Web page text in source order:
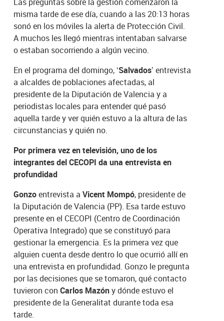
Las preguntas sobre la gestión comenzaron la
misma tarde de ese día, cuando a las 20:13 horas
sonó en los móviles la alerta de Protección Civil.
A muchos les llegó mientras intentaban salvarse
o estaban socorriendo a algún vecino.
En el programa del domingo, ‘Salvados’entrevista
a alcaldes de poblaciones afectadas, al
presidente de la Diputación de Valencia y a
periodistas locales para entender qué pasó
aquella tarde y ver quién estuvo a la altura de las
circunstancias y quién no.
Por primera vez en televisión, uno de los
integrantes del CECOPI da una entrevista en
profundidad
Gonzoentrevista aVicent Mompó, presidente de
la Diputación de Valencia (PP). Esa tarde estuvo
presente en el CECOPI (Centro de Coordinación
Operativa Integrado) que se constituyó para
gestionar la emergencia. Es la primera vez que
alguien cuenta desde dentro lo que ocurrió allí en
una entrevista en profundidad. Gonzo le pregunta
por las decisiones que se tomaron, qué contacto
tuvieron conCarlos Mazóny dónde estuvo el
presidente de la Generalitat durante toda esa
tarde.